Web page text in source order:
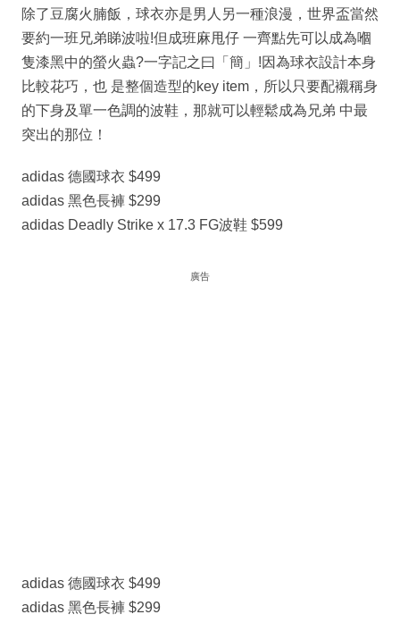
除了豆腐火腩飯，球衣亦是男人另一種浪漫，世界盃當然
要約一班兄弟睇波啦!但成班麻甩仔 一齊點先可以成為嗰
隻漆黑中的螢火蟲?一字記之曰「簡」!因為球衣設計本身
比較花巧，也 是整個造型的key item，所以只要配襯稱身
的下身及單一色調的波鞋，那就可以輕鬆成為兄弟 中最
突出的那位！
adidas 德國球衣 $499
adidas 黑色長褲 $299
adidas Deadly Strike x 17.3 FG波鞋 $599
廣告
adidas 德國球衣 $499
adidas 黑色長褲 $299